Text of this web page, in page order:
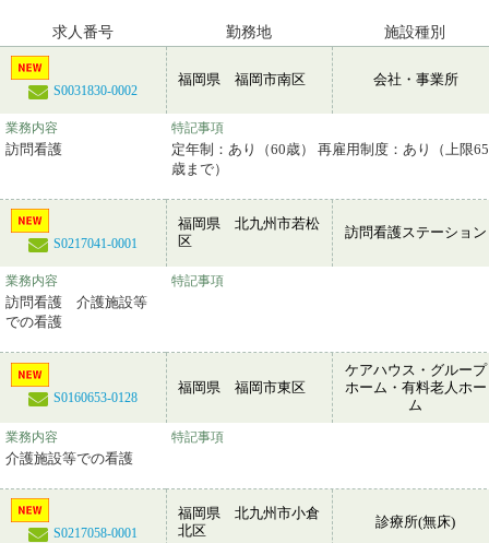
求人番号 勤務地 施設種別
S0031830-0002
福岡県 福岡市南区 会社・事業所
業務内容
訪問看護
特記事項
定年制：あり（60歳） 再雇用制度：あり（上限65
歳まで）
S0217041-0001
福岡県 北九州市若松
区
訪問看護ステーション
業務内容
訪問看護 介護施設等
での看護
特記事項
S0160653-0128
福岡県 福岡市東区
ケアハウス・グループ
ホーム・有料老人ホー
ム
業務内容
介護施設等での看護
特記事項
S0217058-0001
福岡県 北九州市小倉
北区
診療所(無床)